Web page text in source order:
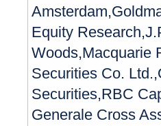
Equity
Woods,Macquarie
Securities Co.
Securities,RBC
Generale Cross